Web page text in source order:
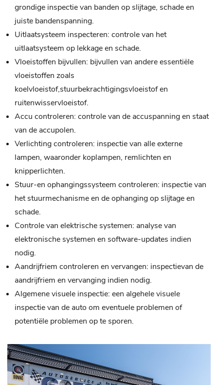
grondige inspectie van banden op slijtage, schade en
juiste bandenspanning.
Uitlaatsysteem inspecteren: controle van het
uitlaatsysteem op lekkage en schade.
Vloeistoffen bijvullen: bijvullen van andere essentiële
vloeistoffen zoals
koelvloeistof,stuurbekrachtigingsvloeistof en
ruitenwisservloeistof.
Accu controleren: controle van de accuspanning en staat
van de accupolen.
Verlichting controleren: inspectie van alle externe
lampen, waaronder koplampen, remlichten en
knipperlichten.
Stuur-en ophangingssysteem controleren: inspectie van
het stuurmechanisme en de ophanging op slijtage en
schade.
Controle van elektrische systemen: analyse van
elektronische systemen en software-updates indien
nodig.
Aandrijfriem controleren en vervangen: inspectievan de
aandrijfriem en vervanging indien nodig.
Algemene visuele inspectie: een algehele visuele
inspectie van de auto om eventuele problemen of
potentiële problemen op te sporen.